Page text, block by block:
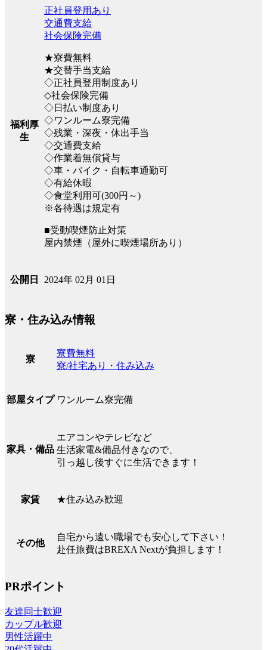
福利厚
生
正社員登用あり
交通費支給
社会保険完備
★寮費無料
★交替手当支給
◇正社員登用制度あり
◇社会保険完備
◇日払い制度あり
◇ワンルーム寮完備
◇残業・深夜・休出手当
◇交通費支給
◇作業着無償貸与
◇車・バイク・自転車通勤可
◇有給休暇
◇食堂利用可(300円～)
※各待遇は規定有
■受動喫煙防止対策
屋内禁煙（屋外に喫煙場所あり）
公開日 2024年 02月 01日
寮・住み込み情報
寮
寮費無料
寮/社宅あり・住み込み
部屋タイプ ワンルーム寮完備
家具・備品
エアコンやテレビなど
生活家電&備品付きなので、
引っ越し後すぐに生活できます！
家賃 ★住み込み歓迎
その他
自宅から遠い職場でも安心して下さい！
赴任旅費はBREXA Nextが負担します！
PRポイント
友達同士歓迎
カップル歓迎
男性活躍中